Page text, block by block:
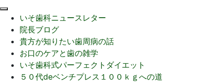
いそ歯科ニュースレター
院長ブログ
貴方が知りたい歯周病の話
お口のケアと歯の雑学
いそ歯科式パーフェクトダイエット
５０代deベンチプレス１００ｋｇへの道